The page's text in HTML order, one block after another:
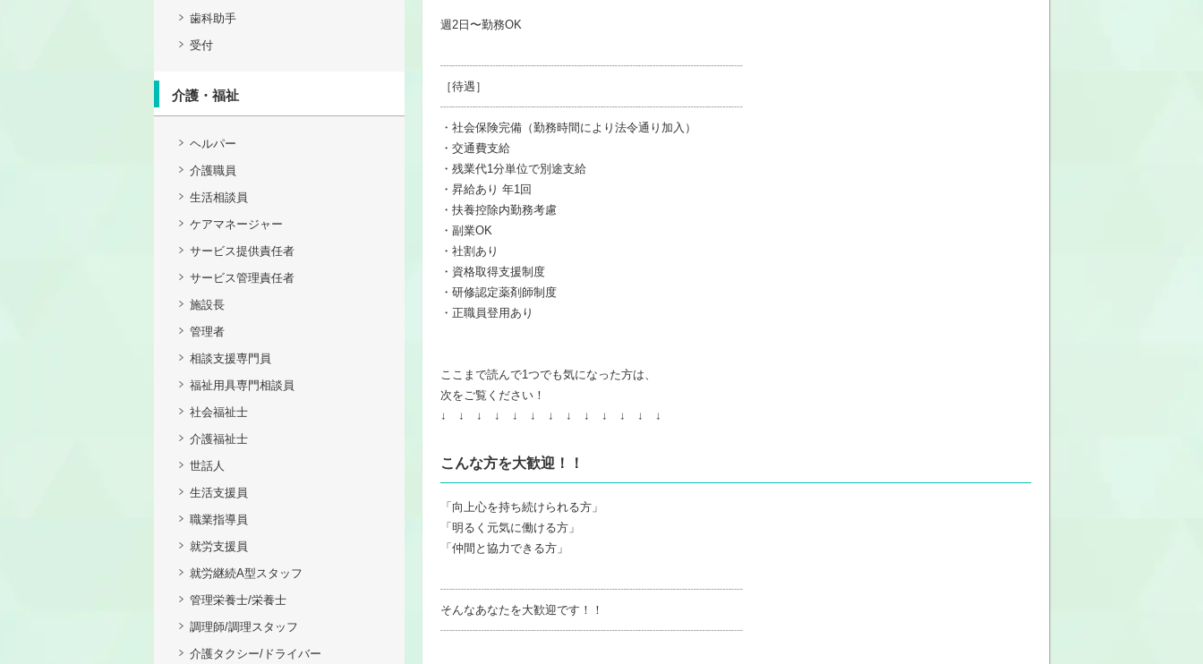
歯科助手
受付
介護・福祉
ヘルパー
介護職員
生活相談員
ケアマネージャー
サービス提供責任者
サービス管理責任者
施設長
管理者
相談支援専門員
福祉用具専門相談員
社会福祉士
介護福祉士
世話人
生活支援員
職業指導員
就労支援員
就労継続A型スタッフ
管理栄養士/栄養士
調理師/調理スタッフ
介護タクシー/ドライバー
週2日〜勤務OK
┈┈┈┈┈┈┈┈┈┈┈┈┈┈┈┈┈┈┈┈┈┈┈┈┈┈
［待遇］
┈┈┈┈┈┈┈┈┈┈┈┈┈┈┈┈┈┈┈┈┈┈┈┈┈┈
・社会保険完備（勤務時間により法令通り加入）
・交通費支給
・残業代1分単位で別途支給
・昇給あり 年1回
・扶養控除内勤務考慮
・副業OK
・社割あり
・資格取得支援制度
・研修認定薬剤師制度
・正職員登用あり
ここまで読んで1つでも気になった方は、
次をご覧ください！
↓ ↓ ↓ ↓ ↓ ↓ ↓ ↓ ↓ ↓ ↓ ↓ ↓
こんな方を大歓迎！！
「向上心を持ち続けられる方」
「明るく元気に働ける方」
「仲間と協力できる方」
┈┈┈┈┈┈┈┈┈┈┈┈┈┈┈┈┈┈┈┈┈┈┈┈┈┈
そんなあなたを大歓迎です！！
┈┈┈┈┈┈┈┈┈┈┈┈┈┈┈┈┈┈┈┈┈┈┈┈┈┈